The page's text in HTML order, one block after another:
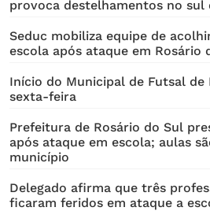
provoca destelhamentos no sul
Seduc mobiliza equipe de
escola após ataque em Rosário
Início do Municipal de Futsal de
sexta-feira
Prefeitura de Rosário do Sul
após ataque em escola; aulas
município
Delegado afirma que três
ficaram feridos em ataque a